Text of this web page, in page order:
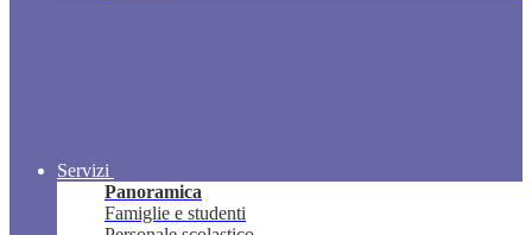
Servizi
Panoramica
Famiglie e studenti